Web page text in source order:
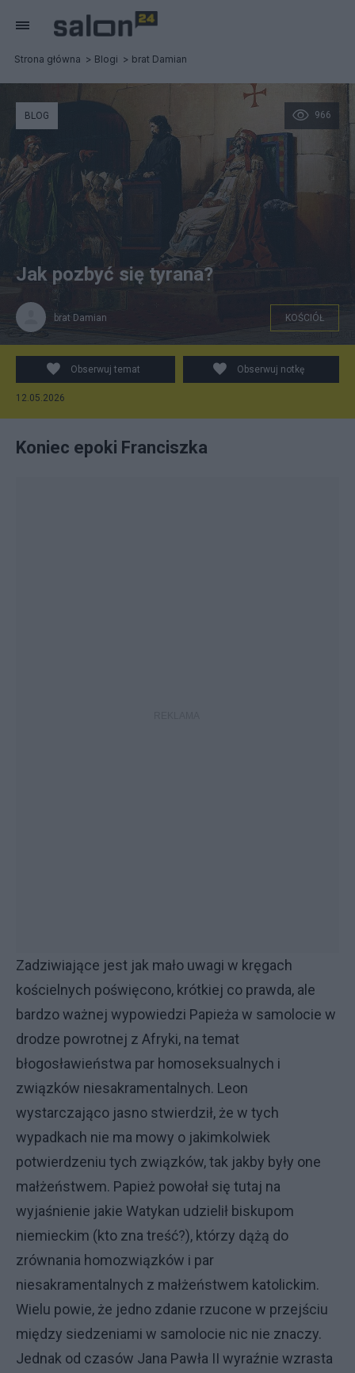
Strona główna Blogi brat Damian
966
BLOG
Jak pozbyć się tyrana?
brat Damian KOŚCIÓŁ
Obserwuj temat Obserwuj notkę
12.05.2026
Koniec epoki Franciszka
Zadziwiające jest jak mało uwagi w kręgach
kościelnych poświęcono, krótkiej co prawda, ale
bardzo ważnej wypowiedzi Papieża w samolocie w
drodze powrotnej z Afryki, na temat
błogosławieństwa par homoseksualnych i
związków niesakramentalnych. Leon
wystarczająco jasno stwierdził, że w tych
wypadkach nie ma mowy o jakimkolwiek
potwierdzeniu tych związków, tak jakby były one
małżeństwem. Papież powołał się tutaj na
wyjaśnienie jakie Watykan udzielił biskupom
niemieckim (kto zna treść?), którzy dążą do
zrównania homozwiązków i par
niesakramentalnych z małżeństwem katolickim.
Wielu powie, że jedno zdanie rzucone w przejściu
między siedzeniami w samolocie nic nie znaczy.
Jednak od czasów Jana Pawła II wyraźnie wzrasta